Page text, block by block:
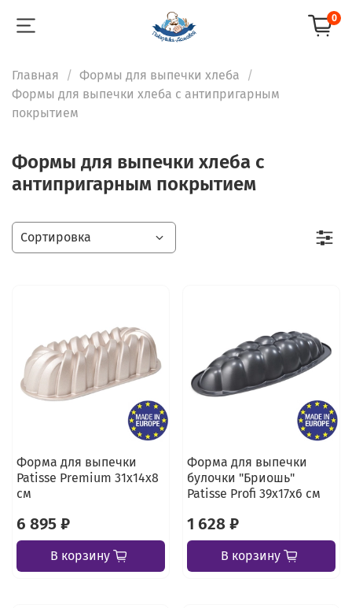
0
Главная
Формы для выпечки хлеба
Формы для выпечки хлеба с антипригарным
покрытием
Формы для выпечки хлеба с
антипригарным покрытием
Форма для выпечки
Patisse Premium 31х14х8
см
6 895 ₽
В корзину
Форма для выпечки
булочки "Бриошь"
Patisse Profi 39х17х6 см
1 628 ₽
В корзину